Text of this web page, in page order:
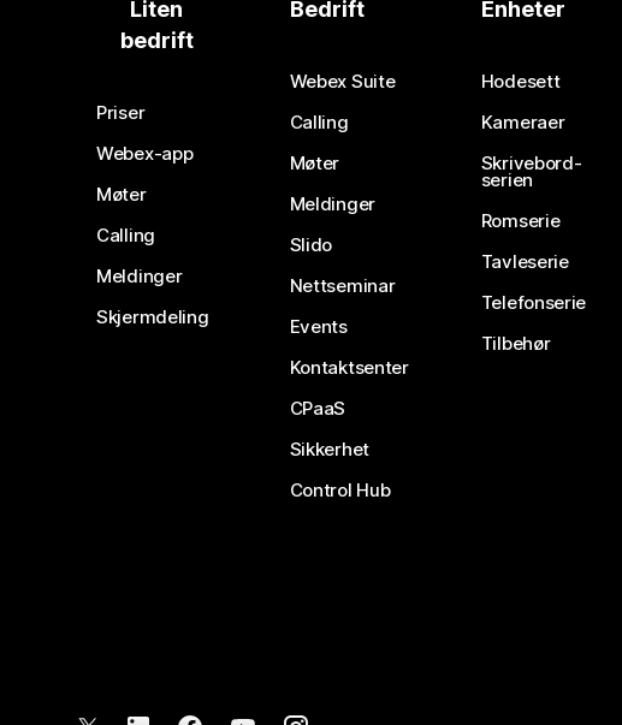
Liten
bedrift
Priser
Webex-app
Møter
Calling
Meldinger
Skjermdeling
Bedrift
Webex Suite
Calling
Møter
Meldinger
Slido
Nettseminar
Events
Kontaktsenter
CPaaS
Sikkerhet
Control Hub
Enheter
Hodesett
Kameraer
Skrivebord-
serien
Romserie
Tavleserie
Telefonserie
Tilbehør